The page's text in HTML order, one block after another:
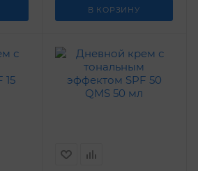
В КОРЗИНУ